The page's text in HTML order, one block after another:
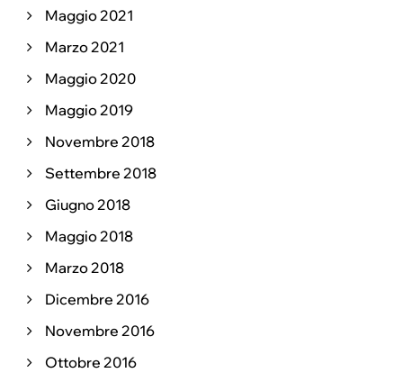
Maggio 2021
Marzo 2021
Maggio 2020
Maggio 2019
Novembre 2018
Settembre 2018
Giugno 2018
Maggio 2018
Marzo 2018
Dicembre 2016
Novembre 2016
Ottobre 2016